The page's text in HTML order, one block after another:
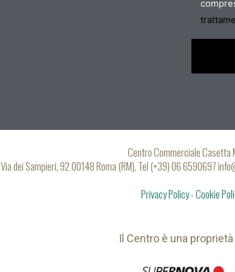
Centro Commerciale Casetta
Via dei Sampieri, 92 00148 Roma (RM), Tel (+39) 06 6590697
Privacy Policy-Cookie
Il Centro è una proprietà